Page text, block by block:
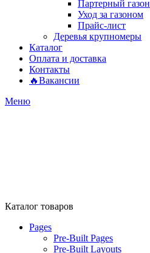
Партерный газон
Уход за газоном
Прайс-лист
Деревья крупномеры
Каталог
Оплата и доставка
Контакты
🔥Вакансии
Меню
Каталог товаров
Pages
Pre-Built Pages
Pre-Built Layouts